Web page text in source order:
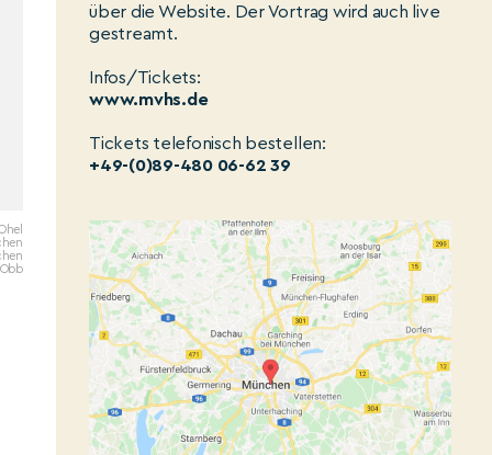
über die Website. Der Vortrag wird auch live
gestreamt.
Infos/Tickets:
www.mvhs.de
Tickets telefonisch bestellen:
+49-(0)89-480 06-62 39